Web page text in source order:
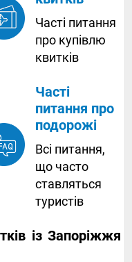
Часті питання
про купівлю
квитків
Часті
питання про
подорожі
Всі питання,
що часто
ставляться
туристів
із Запоріжжя